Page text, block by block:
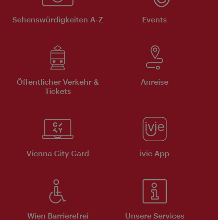
Sehenswürdigkeiten A-Z Events
Öffentlicher Verkehr &
Tickets
Anreise
Vienna City Card ivie App
Wien Barrierefrei Unsere Services